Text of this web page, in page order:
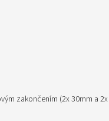
zakončením (2x 30mm a 2x